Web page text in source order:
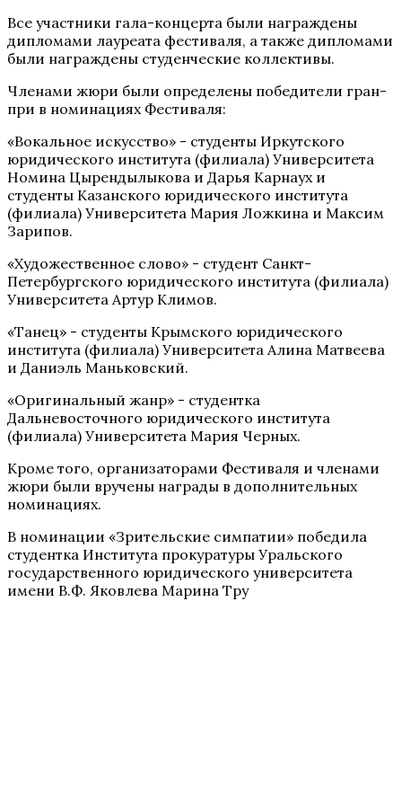
Все участники гала-концерта были награждены
дипломами лауреата фестиваля, а также дипломами
были награждены студенческие коллективы.
Членами жюри были определены победители гран-
при в номинациях Фестиваля:
«Вокальное искусство» - студенты Иркутского
юридического института (филиала) Университета
Номина Цырендылыкова и Дарья Карнаух и
студенты Казанского юридического института
(филиала) Университета Мария Ложкина и Максим
Зарипов.
«Художественное слово» - студент Санкт-
Петербургского юридического института (филиала)
Университета Артур Климов.
«Танец» - студенты Крымского юридического
института (филиала) Университета Алина Матвеева
и Даниэль Маньковский.
«Оригинальный жанр» - студентка
Дальневосточного юридического института
(филиала) Университета Мария Черных.
Кроме того, организаторами Фестиваля и членами
жюри были вручены награды в дополнительных
номинациях.
В номинации «Зрительские симпатии» победила
студентка Института прокуратуры Уральского
государственного юридического университета
имени В.Ф. Яковлева Марина Тру